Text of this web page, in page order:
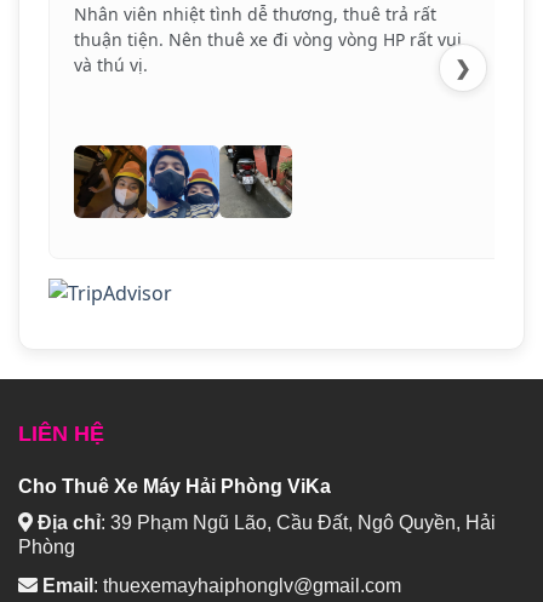
Nhân viên nhiệt tình dễ thương, thuê trả rất
thuận tiện. Nên thuê xe đi vòng vòng HP rất vui
và thú vị.
❯
LIÊN HỆ
Cho Thuê Xe Máy Hải Phòng ViKa
Địa chỉ: 39 Phạm Ngũ Lão, Cầu Đất, Ngô Quyền, Hải
Phòng
Email : thuexemayhaiphonglv@gmail.com